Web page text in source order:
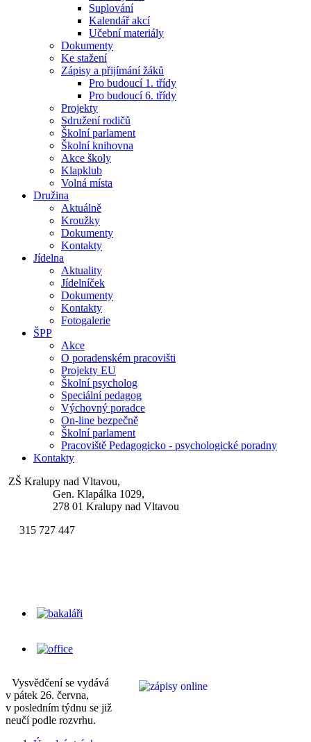
Suplování
Kalendář akcí
Učební materiály
Dokumenty
Ke stažení
Zápisy a přijímání žáků
Pro budoucí 1. třídy
Pro budoucí 6. třídy
Projekty
Sdružení rodičů
Školní parlament
Školní knihovna
Akce školy
Klapklub
Volná místa
Družina
Aktuálně
Kroužky
Dokumenty
Kontakty
Jídelna
Aktuality
Jídelníček
Dokumenty
Kontakty
Fotogalerie
ŠPP
Akce
O poradenském pracovišti
Projekty EU
Školní psycholog
Speciální pedagog
Výchovný poradce
On-line bezpečně
Školní parlament
Pracoviště Pedagogicko - psychologické poradny
Kontakty
ZŠ Kralupy nad Vltavou,
Gen. Klapálka 1029,
278 01 Kralupy nad Vltavou
315 727 447
Vysvědčení se vydává
v pátek 26. června,
v posledním týdnu se již
neučí podle rozvrhu.